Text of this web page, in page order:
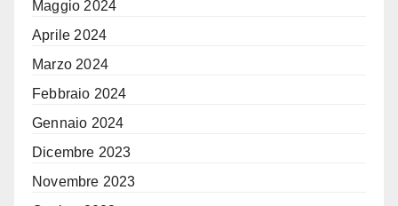
Maggio 2024
Aprile 2024
Marzo 2024
Febbraio 2024
Gennaio 2024
Dicembre 2023
Novembre 2023